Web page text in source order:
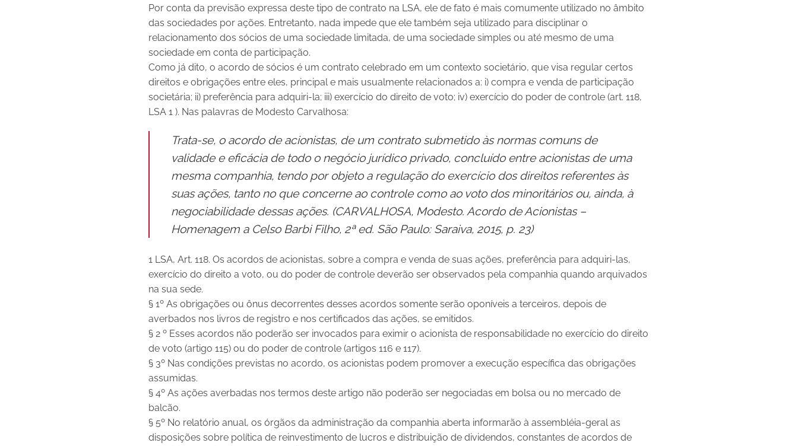
Por conta da previsão expressa deste tipo de contrato na LSA, ele de fato é mais comumente utilizado no âmbito
das sociedades por ações. Entretanto, nada impede que ele também seja utilizado para disciplinar o
relacionamento dos sócios de uma sociedade limitada, de uma sociedade simples ou até mesmo de uma
sociedade em conta de participação.
Como já dito, o acordo de sócios é um contrato celebrado em um contexto societário, que visa regular certos
direitos e obrigações entre eles, principal e mais usualmente relacionados a: i) compra e venda de participação
societária; ii) preferência para adquiri-la; iii) exercício do direito de voto; iv) exercício do poder de controle (art. 118,
LSA 1 ). Nas palavras de Modesto Carvalhosa:
Trata-se, o acordo de acionistas, de um contrato submetido às normas comuns de
validade e eficácia de todo o negócio jurídico privado, concluído entre acionistas de uma
mesma companhia, tendo por objeto a regulação do exercício dos direitos referentes às
suas ações, tanto no que concerne ao controle como ao voto dos minoritários ou, ainda, à
negociabilidade dessas ações. (CARVALHOSA, Modesto. Acordo de Acionistas –
Homenagem a Celso Barbi Filho, 2ª ed. São Paulo: Saraiva, 2015, p. 23)
1 LSA, Art. 118. Os acordos de acionistas, sobre a compra e venda de suas ações, preferência para adquiri-las,
exercício do direito a voto, ou do poder de controle deverão ser observados pela companhia quando arquivados
na sua sede.
§ 1º As obrigações ou ônus decorrentes desses acordos somente serão oponíveis a terceiros, depois de
averbados nos livros de registro e nos certificados das ações, se emitidos.
§ 2 º Esses acordos não poderão ser invocados para eximir o acionista de responsabilidade no exercício do direito
de voto (artigo 115) ou do poder de controle (artigos 116 e 117).
§ 3º Nas condições previstas no acordo, os acionistas podem promover a execução específica das obrigações
assumidas.
§ 4º As ações averbadas nos termos deste artigo não poderão ser negociadas em bolsa ou no mercado de
balcão.
§ 5º No relatório anual, os órgãos da administração da companhia aberta informarão à assembléia-geral as
disposições sobre política de reinvestimento de lucros e distribuição de dividendos, constantes de acordos de